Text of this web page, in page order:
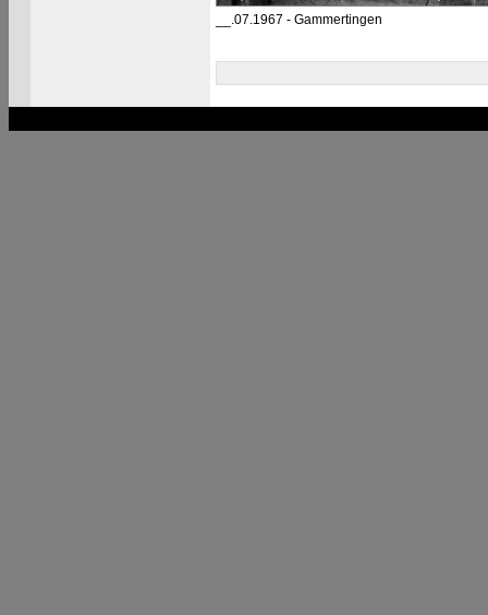
__.07.1967 - Gammertingen